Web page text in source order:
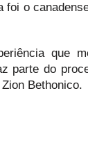
foi o
que
parte do
Bethonico.